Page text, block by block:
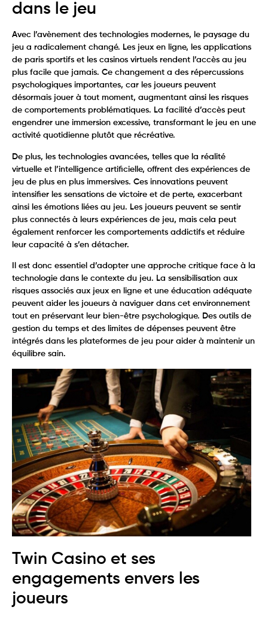
dans le jeu
Avec l’avènement des technologies modernes, le paysage du
jeu a radicalement changé. Les jeux en ligne, les applications
de paris sportifs et les casinos virtuels rendent l’accès au jeu
plus facile que jamais. Ce changement a des répercussions
psychologiques importantes, car les joueurs peuvent
désormais jouer à tout moment, augmentant ainsi les risques
de comportements problématiques. La facilité d’accès peut
engendrer une immersion excessive, transformant le jeu en une
activité quotidienne plutôt que récréative.
De plus, les technologies avancées, telles que la réalité
virtuelle et l’intelligence artificielle, offrent des expériences de
jeu de plus en plus immersives. Ces innovations peuvent
intensifier les sensations de victoire et de perte, exacerbant
ainsi les émotions liées au jeu. Les joueurs peuvent se sentir
plus connectés à leurs expériences de jeu, mais cela peut
également renforcer les comportements addictifs et réduire
leur capacité à s’en détacher.
Il est donc essentiel d’adopter une approche critique face à la
technologie dans le contexte du jeu. La sensibilisation aux
risques associés aux jeux en ligne et une éducation adéquate
peuvent aider les joueurs à naviguer dans cet environnement
tout en préservant leur bien-être psychologique. Des outils de
gestion du temps et des limites de dépenses peuvent être
intégrés dans les plateformes de jeu pour aider à maintenir un
équilibre sain.
Twin Casino et ses
engagements envers les
joueurs